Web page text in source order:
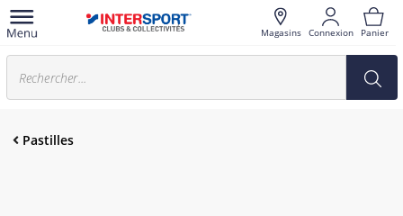
Magasins Connexion Panier
Pastilles